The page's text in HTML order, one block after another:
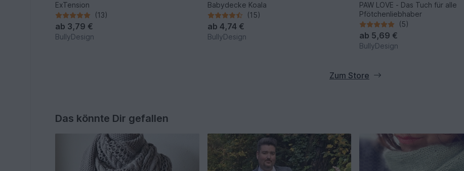
ExTension
(13)
ab 3,79 €
BullyDesign
Babydecke Koala
(15)
ab 4,74 €
BullyDesign
PAW LOVE - Das Tuch für alle
Pfötchenliebhaber
(5)
ab 5,69 €
BullyDesign
Zum Store
Das könnte Dir gefallen